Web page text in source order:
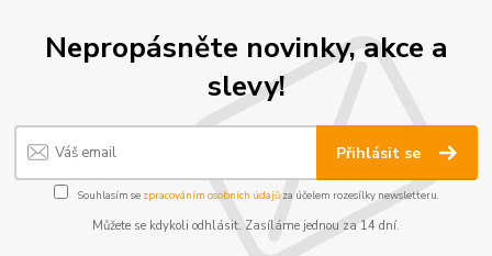
Nepropásněte novinky, akce a
slevy!
Přihlásit se
Souhlasím se zpracováním osobních údajůza účelem rozesílky newsletteru.
Můžete se kdykoli odhlásit. Zasíláme jednou za 14 dní.